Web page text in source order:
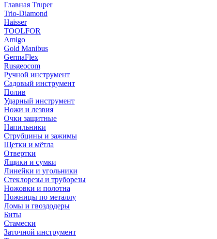
Главная Truper
Trio-Diamond
Haisser
TOOLFOR
Amigo
Gold Manibus
GermaFlex
Rusgeocom
Ручной инструмент
Садовый инструмент
Полив
Ударный инструмент
Ножи и лезвия
Очки защитные
Напильники
Струбцины и зажимы
Щетки и мётла
Отвертки
Ящики и сумки
Линейки и угольники
Стеклорезы и труборезы
Ножовки и полотна
Ножницы по металлу
Ломы и гвоздодеры
Биты
Стамески
Заточной инструмент